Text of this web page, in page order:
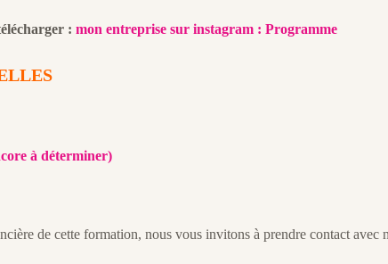
: mon entreprise sur instagram : Programme
à déterminer)
de cette formation, nous vous invitons à prendre contact avec